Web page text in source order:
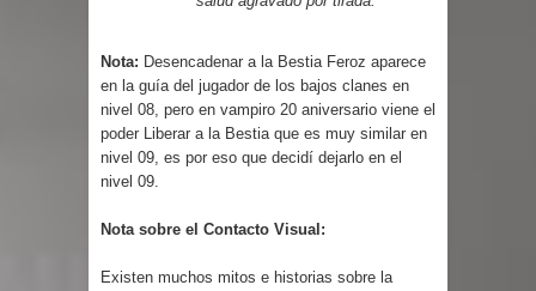
Nota: Desencadenar a la Bestia Feroz aparece
en la guía del jugador de los bajos clanes en
nivel 08, pero en vampiro 20 aniversario viene el
poder Liberar a la Bestia que es muy similar en
nivel 09, es por eso que decidí dejarlo en el
nivel 09.
Nota sobre el Contacto Visual:
Existen muchos mitos e historias sobre la